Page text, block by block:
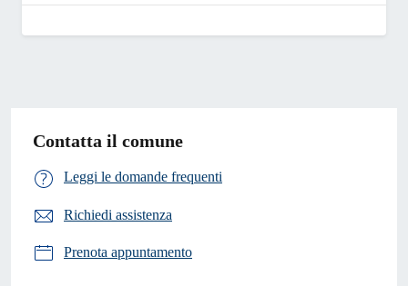
Contatta il comune
Leggi le domande frequenti
Richiedi assistenza
Prenota appuntamento